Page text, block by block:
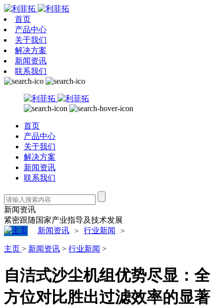
首页
产品中心
关于我们
解决方案
新闻资讯
联系我们
首页
产品中心
关于我们
解决方案
新闻资讯
联系我们
新闻资讯
紧密跟随国家产业指导及技术发展
新闻资讯 > 行业新闻 >
主页 > 新闻资讯 > 行业新闻 >
自洁式沙尘机组优势尽显：全
方位对比胜出过滤效率的显著